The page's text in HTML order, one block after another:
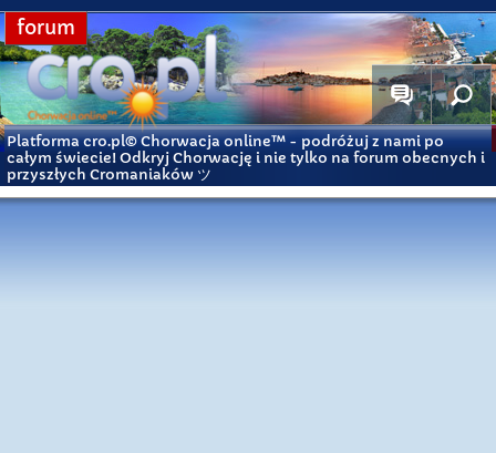
forum
Platforma cro.pl© Chorwacja online™ - podróżuj z nami po
całym świecie! Odkryj Chorwację i nie tylko na forum obecnych i
przyszłych Cromaniaków ツ